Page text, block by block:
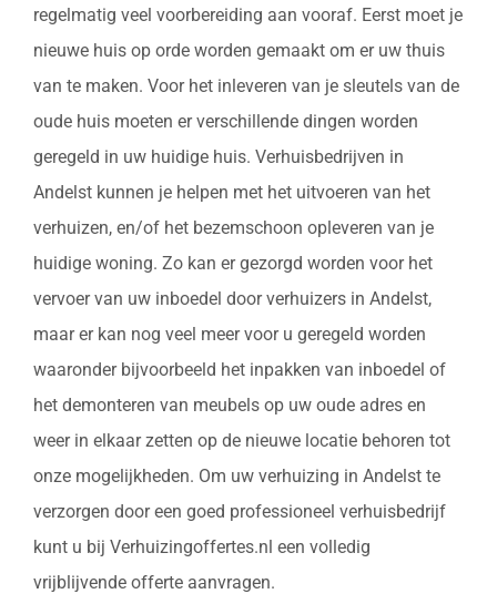
regelmatig veel voorbereiding aan vooraf. Eerst moet je
nieuwe huis op orde worden gemaakt om er uw thuis
van te maken. Voor het inleveren van je sleutels van de
oude huis moeten er verschillende dingen worden
geregeld in uw huidige huis. Verhuisbedrijven in
Andelst kunnen je helpen met het uitvoeren van het
verhuizen, en/of het bezemschoon opleveren van je
huidige woning. Zo kan er gezorgd worden voor het
vervoer van uw inboedel door verhuizers in Andelst,
maar er kan nog veel meer voor u geregeld worden
waaronder bijvoorbeeld het inpakken van inboedel of
het demonteren van meubels op uw oude adres en
weer in elkaar zetten op de nieuwe locatie behoren tot
onze mogelijkheden. Om uw verhuizing in Andelst te
verzorgen door een goed professioneel verhuisbedrijf
kunt u bij Verhuizingoffertes.nl een volledig
vrijblijvende offerte aanvragen.